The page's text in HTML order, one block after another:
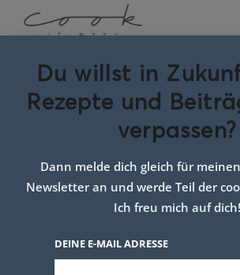
einfach
Du willst in
Rezepte und
verpassen?
Dann melde dich gleich für
Newsletter an und werde Teil der
Ich freu mich auf dich!
DEINE E-MAIL ADRESSE